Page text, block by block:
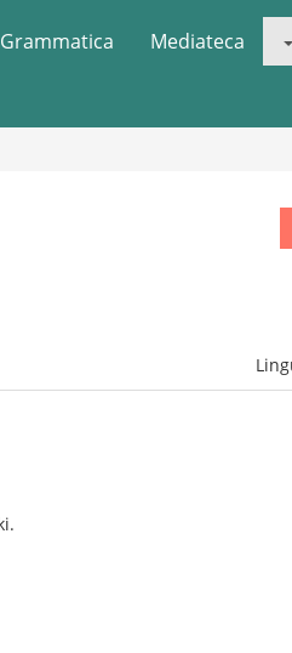
Grammatica Mediateca